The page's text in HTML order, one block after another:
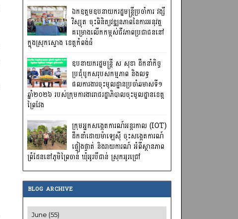
ឯកឧត្តមឧបនាយករដ្ឋមន្រ្តីប្រចាំការ វង្សី
វិស្សុត ចុះពិនិត្យវឌ្ឍនភាពនៃការអនុវត្ត
គម្រោងលើកកម្ពស់ជីវភាពប្រជាជននៅ
ក្នុងស្រុកស្ទោង ខេត្តកំពង់ធំ
ឧបនាយករដ្ឋមន្ត្រី ស សុខា ដឹកនាំកិច្ច
ប្រជុំបូកសរុបសកម្មភាព និងលទ្ធ
ផលការងារចុះមូលដ្ឋានប្រចាំឆមាសទី១
ឆ្នាំ២០២៦ របស់ក្រុមការងាររាជរដ្ឋាភិបាលចុះមូលដ្ឋានខេត្ត
ព្រៃវែង
ក្រុមអ្នកសង្កេតការណ៍អន្តរកាល (IOT)
ដឹកនាំដោយម៉ាឡេស៊ី ចុះសង្កេតការណ៍
ផ្ទៀងផ្ទាត់ និងរាយការណ៍ អំពីស្ថានភាព
ព្រំដែននៅភូមិព្រៃចាន់ ឃុំអូរបីជាន់ ស្រុកអូរជ្រៅ
BLOG ARCHIVE